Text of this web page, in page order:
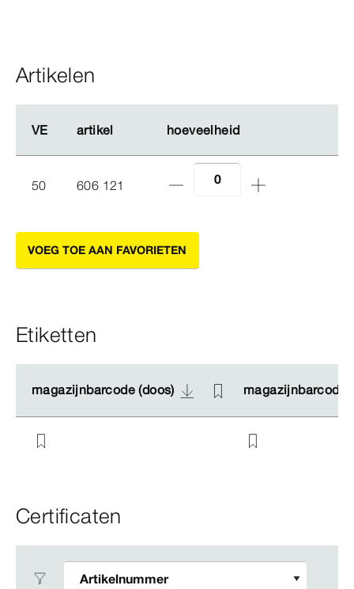
Artikelen
VE artikel hoeveelheid
VE artikel hoeveelheid
50 606 121
VOEG TOE AAN FAVORIETEN
Etiketten
magazijnbarcode (doos) magazijnbarcode
magazijnbarcode (doos) magazijnbarcode
Certificaten